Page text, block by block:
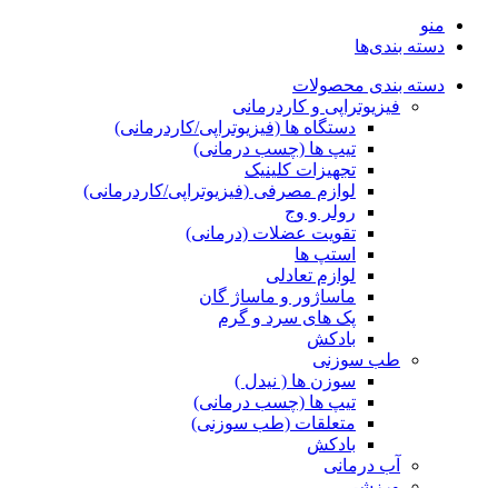
منو
دسته بندی‌ها
دسته بندی محصولات
فیزیوتراپی و کاردرمانی
دستگاه ها (فیزیوتراپی/کاردرمانی)
تیپ ها (چسب درمانی)
تجهیزات کلینیک
لوازم مصرفی (فیزیوتراپی/کاردرمانی)
رولر و وج
تقویت عضلات (درمانی)
استپ ها
لوازم تعادلی
ماساژور و ماساژ گان
پک های سرد و گرم
بادکش
طب سوزنی
سوزن ها ( نیدل )
تیپ ها (چسب درمانی)
متعلقات (طب سوزنی)
بادکش
آب درمانی